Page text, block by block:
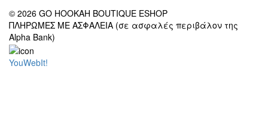
© 2026 GO HOOKAH BOUTIQUE ESHOP
ΠΛΗΡΩΜΕΣ ΜΕ ΑΣΦΑΛΕΙΑ (σε ασφαλές περιβάλον της
Alpha Bank)
YouWebIt!